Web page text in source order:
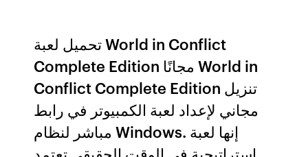
تحميل لعبة World in Conflict
Complete Edition مجانًا World in
Conflict Complete Edition تنزيل
مجاني لإعداد لعبة الكمبيوتر في رابط
مباشر لنظام Windows. إنها لعبة